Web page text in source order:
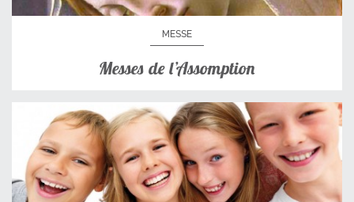
MESSE
Messes de l’Assomption